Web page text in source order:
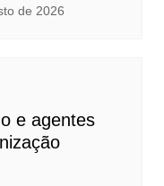
de 2026
e agentes